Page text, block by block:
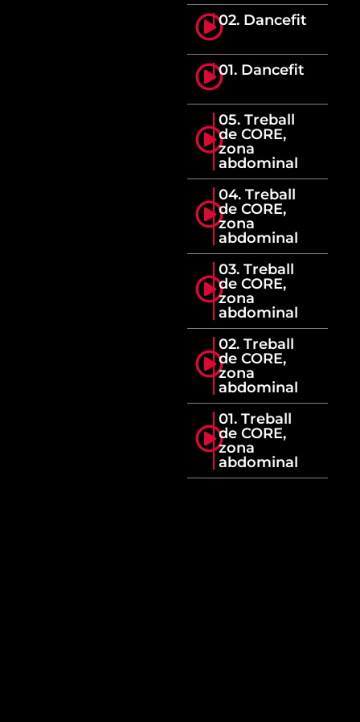
02. Dancefit
01. Dancefit
05. Treball
de CORE,
zona
abdominal
04. Treball
de CORE,
zona
abdominal
03. Treball
de CORE,
zona
abdominal
02. Treball
de CORE,
zona
abdominal
01. Treball
de CORE,
zona
abdominal